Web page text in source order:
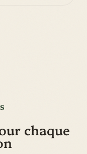
chaque